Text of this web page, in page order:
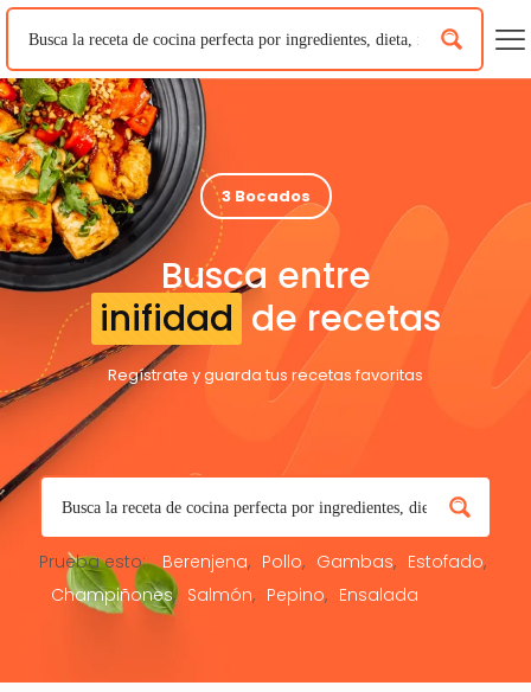
3 Bocados
Busca entre
inifidad de recetas
Regístrate y guarda tus recetas favoritas
Prueba esto: Berenjena Pollo Gambas
Estofado
Champiñones
Salmón Pepino Ensalada